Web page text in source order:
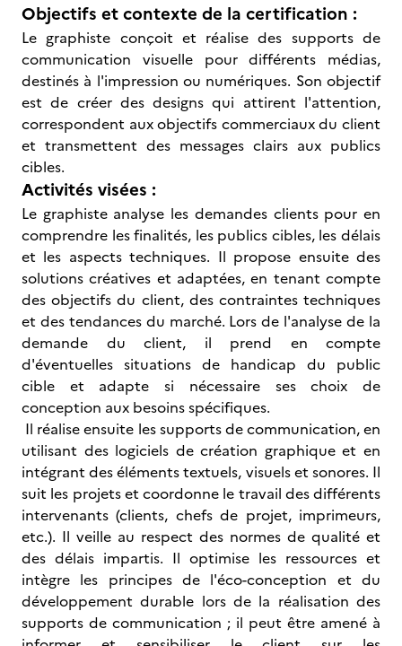
Objectifs et contexte de la certification :
Le graphiste conçoit et réalise des supports de
communication visuelle pour différents médias,
destinés à l'impression ou numériques. Son objectif
est de créer des designs qui attirent l'attention,
correspondent aux objectifs commerciaux du client
et transmettent des messages clairs aux publics
cibles.
Activités visées :
Le graphiste analyse les demandes clients pour en
comprendre les finalités, les publics cibles, les délais
et les aspects techniques. Il propose ensuite des
solutions créatives et adaptées, en tenant compte
des objectifs du client, des contraintes techniques
et des tendances du marché. Lors de l'analyse de la
demande du client, il prend en compte
d'éventuelles situations de handicap du public
cible et adapte si nécessaire ses choix de
conception aux besoins spécifiques.
Il réalise ensuite les supports de communication, en
utilisant des logiciels de création graphique et en
intégrant des éléments textuels, visuels et sonores. Il
suit les projets et coordonne le travail des différents
intervenants (clients, chefs de projet, imprimeurs,
etc.). Il veille au respect des normes de qualité et
des délais impartis. Il optimise les ressources et
intègre les principes de l'éco-conception et du
développement durable lors de la réalisation des
supports de communication ; il peut être amené à